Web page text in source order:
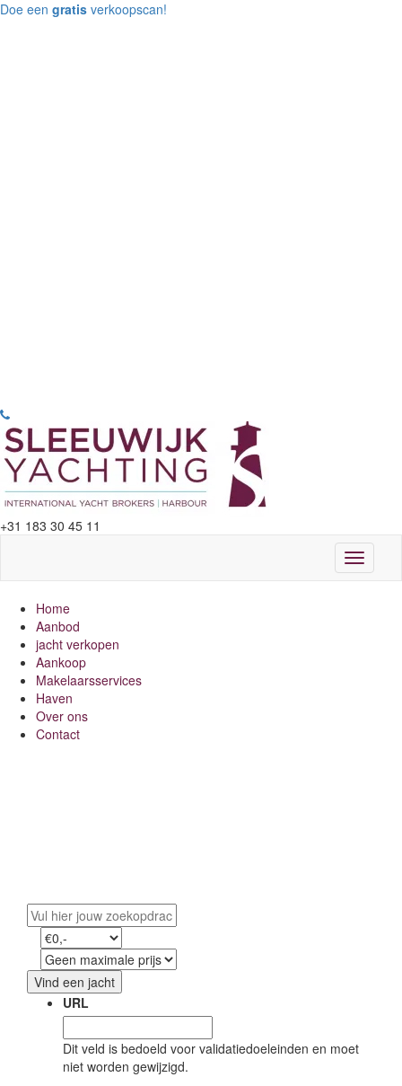
Doe een gratis verkoopscan!
+31 183 30 45 11
Toggle
Home
Aanbod
jacht verkopen
Aankoop
Makelaarsservices
Haven
Over ons
Contact
Vind een jacht
URL
Dit veld is bedoeld voor validatiedoeleinden en moet
niet worden gewijzigd.